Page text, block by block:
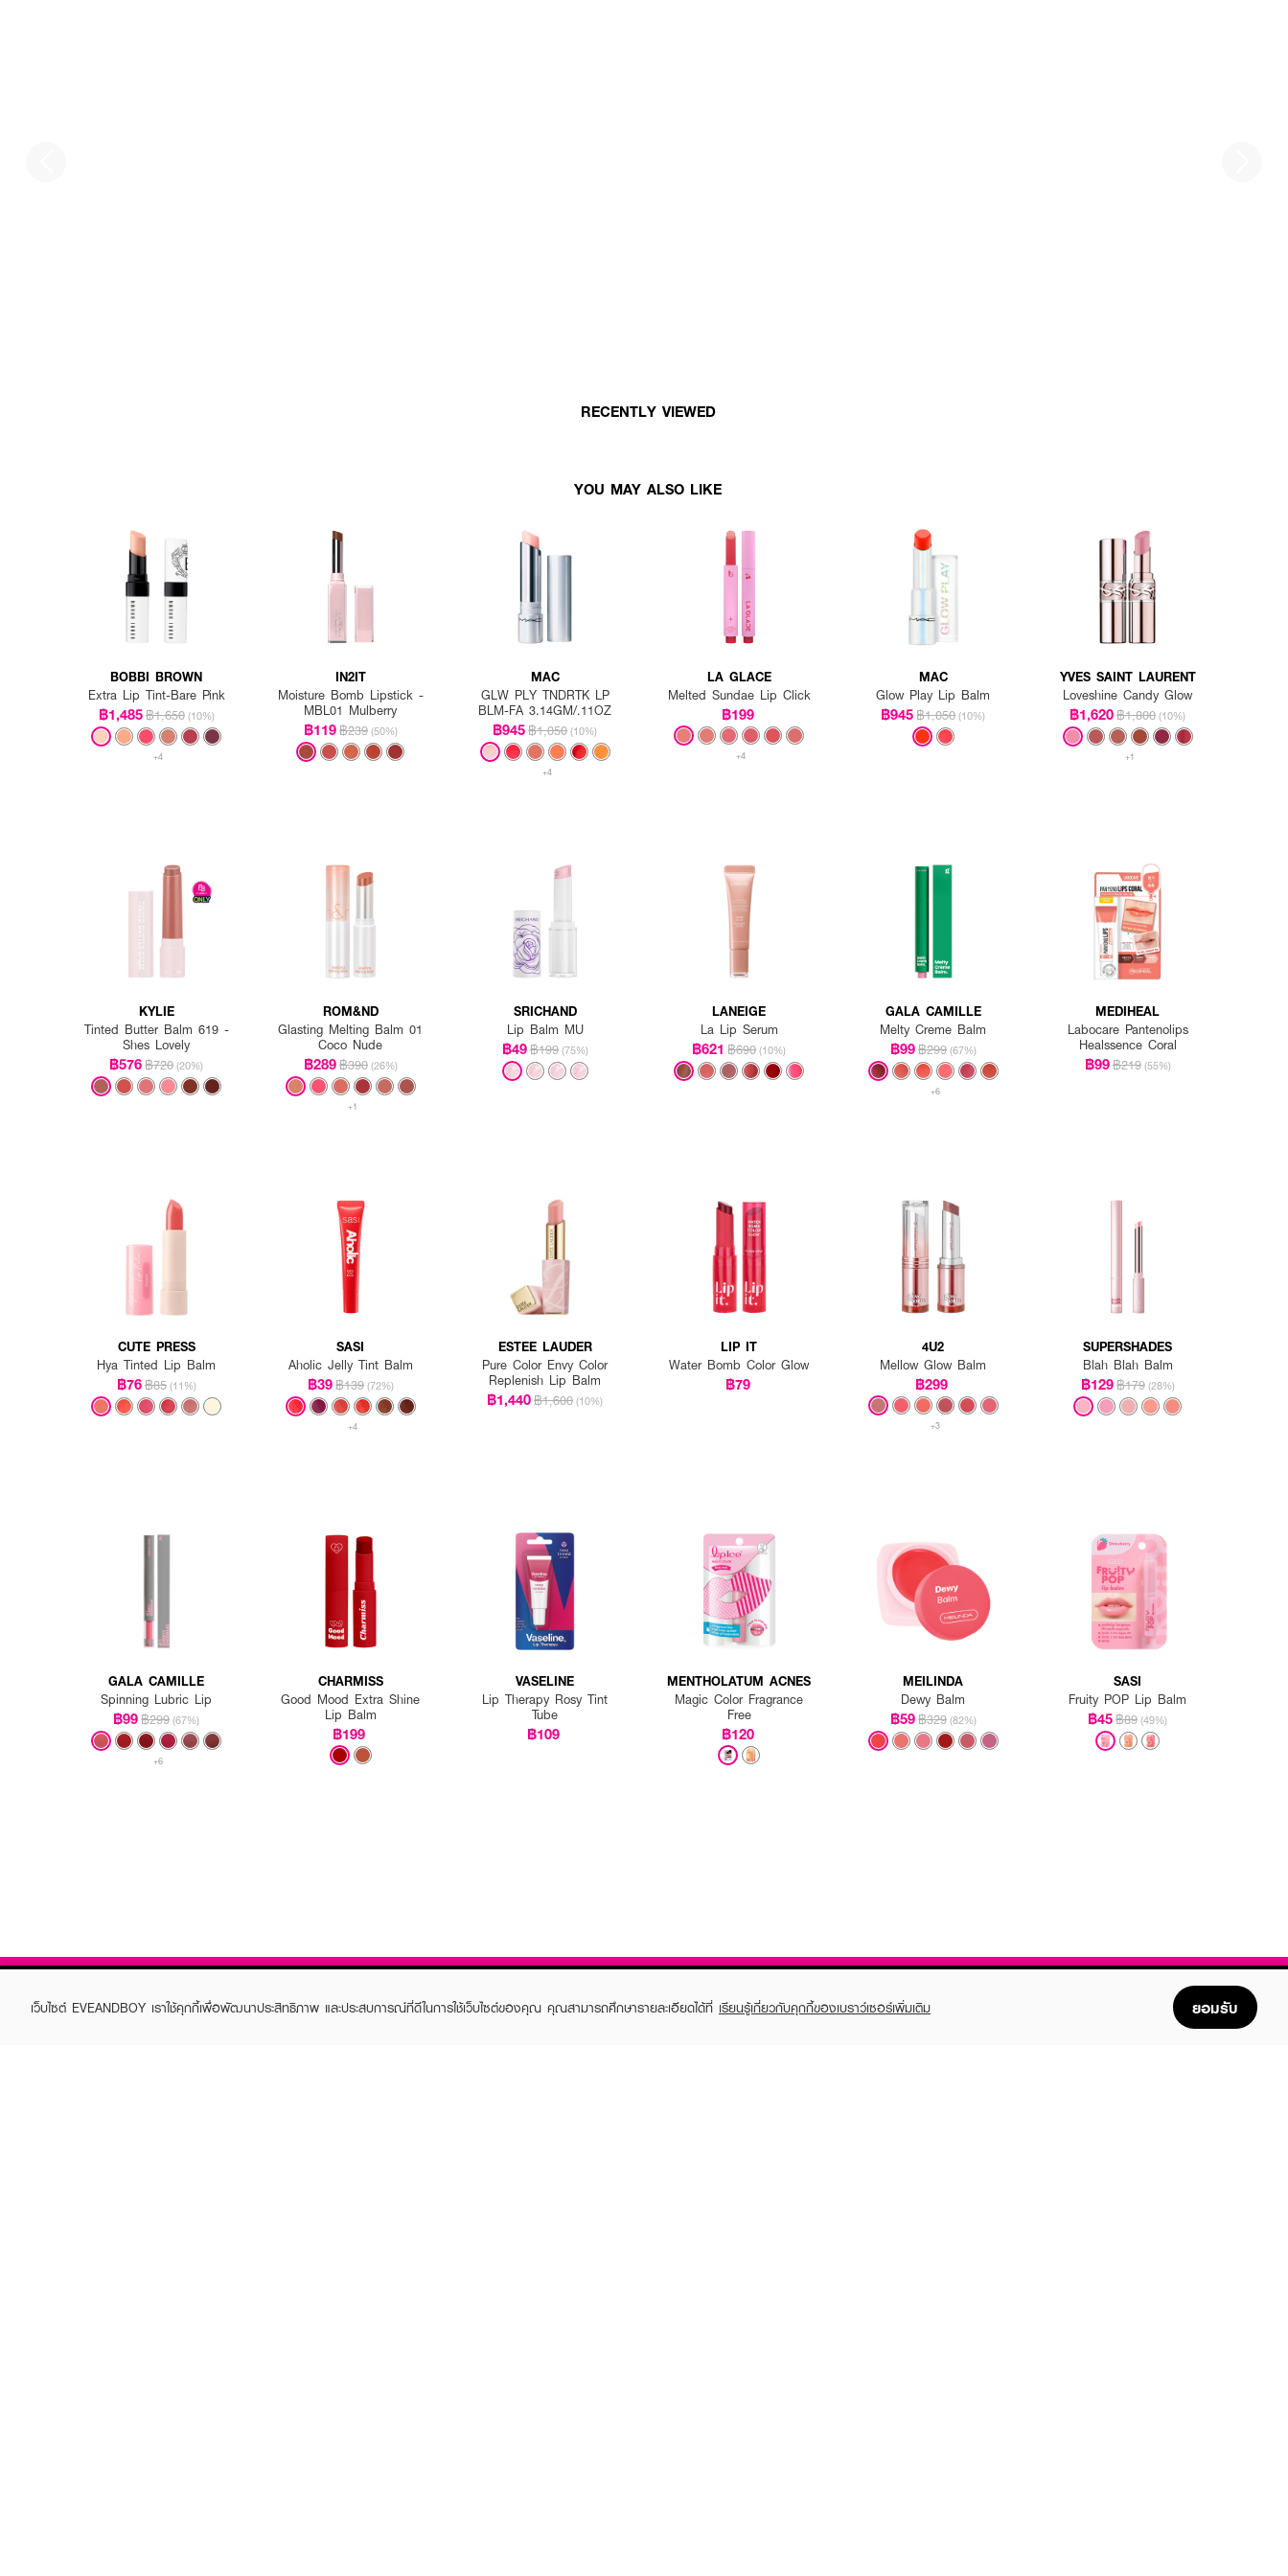
RECENTLY VIEWED
YOU MAY ALSO LIKE
BOBBI BROWN
Extra Lip Tint-Bare Pink
฿1,485฿1,650 (10%)
+4
IN2IT
Moisture Bomb Lipstick -
MBL01 Mulberry
฿119฿239 (50%)
MAC
GLW PLY TNDRTK LP
BLM-FA 3.14GM/.11OZ
฿945฿1,050 (10%)
+4
LA GLACE
Melted Sundae Lip Click
฿199
+4
MAC
Glow Play Lip Balm
฿945฿1,050 (10%)
YVES SAINT LAURENT
Loveshine Candy Glow
฿1,620฿1,800 (10%)
+1
KYLIE
Tinted Butter Balm 619 -
Shes Lovely
฿576฿720 (20%)
ROM&ND
Glasting Melting Balm 01
Coco Nude
฿289฿390 (26%)
+1
SRICHAND
Lip Balm MU
฿49฿199 (75%)
LANEIGE
La Lip Serum
฿621 ฿690 (10%)
GALA CAMILLE
Melty Creme Balm
฿99฿299 (67%)
+6
MEDIHEAL
Labocare Pantenolips
Healssence Coral
฿99฿219 (55%)
CUTE PRESS
Hya Tinted Lip Balm
฿76฿85 (11%)
SASI
Aholic Jelly Tint Balm
฿39฿139 (72%)
+4
ESTEE LAUDER
Pure Color Envy Color
Replenish Lip Balm
฿1,440฿1,600 (10%)
LIP IT
Water Bomb Color Glow
฿79
4U2
Mellow Glow Balm
฿299
+3
SUPERSHADES
Blah Blah Balm
฿129฿179 (28%)
GALA CAMILLE
Spinning Lubric Lip
฿99฿299 (67%)
+6
CHARMISS
Good Mood Extra Shine
Lip Balm
฿199
VASELINE
Lip Therapy Rosy Tint
Tube
฿109
MENTHOLATUM ACNES
Magic Color Fragrance
Free
฿120
MEILINDA
Dewy Balm
฿59฿329 (82%)
SASI
Fruity POP Lip Balm
฿45฿89 (49%)
เว็บไซต์ EVEANDBOY เราใช้คุกกี้เพื่อพัฒนาประสิทธิภาพ และประสบการณ์ที่ดีในการใช้เว็บไซต์ของคุณ คุณสามารถศึกษารายละเอียดได้ที่ เรียนรู้เกี่ยวกับคุกกี้ของเบราว์เซอร์เพิ่มเติม ยอมรับ